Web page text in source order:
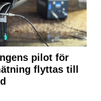
pilot för
flyttas till